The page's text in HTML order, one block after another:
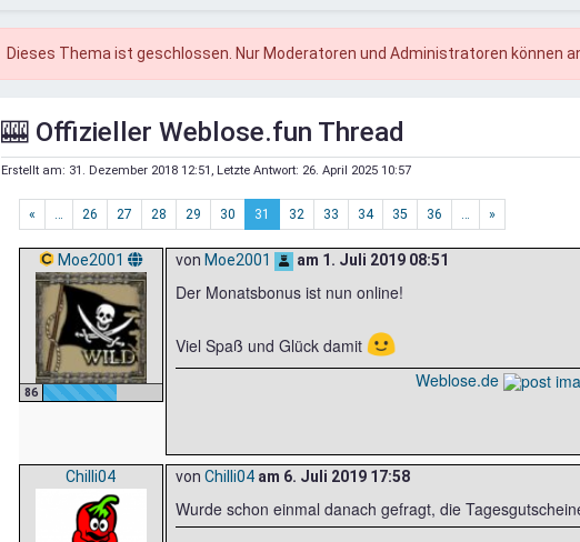
Dieses Thema ist geschlossen. Nur Moderatoren und Administratoren können
🎰 Offizieller Weblose.fun Thread
Erstellt am: 31. Dezember 2018 12:51 , Letzte Antwort: 26. April 2025 10:57
« … 26 27 28 29 30 31 32 33 34 35 36 … »
Moe2001
86
von Moe2001 am 1. Juli 2019 08:51
Der Monatsbonus ist nun online!
Viel Spaß und Glück damit 🙂
Weblose.de
Chilli04 von Chilli04am 6. Juli 2019 17:58
Wurde schon einmal danach gefragt, die